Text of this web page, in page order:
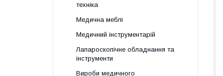
техніка
Медична меблі
Медичний інструментарій
Лапароскопічне обладнання та
інструменти
Вироби медичного